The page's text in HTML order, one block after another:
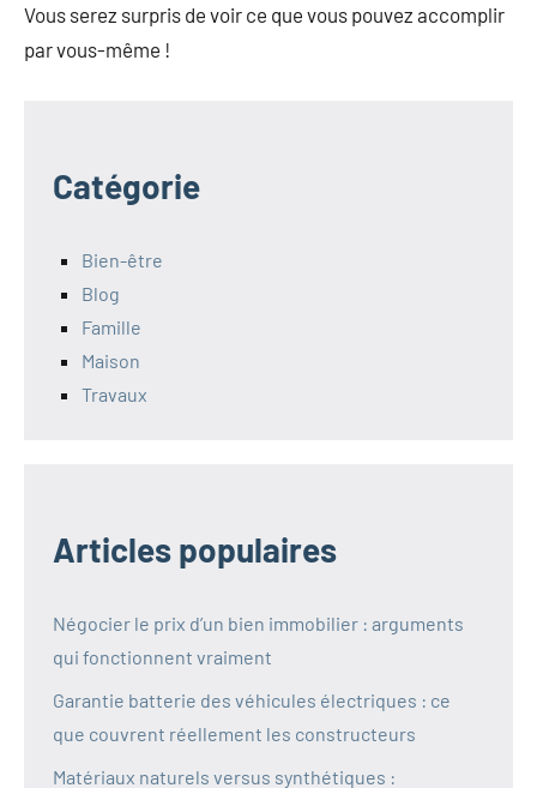
Vous serez surpris de voir ce que vous pouvez accomplir
par vous-même !
Catégorie
Bien-être
Blog
Famille
Maison
Travaux
Articles populaires
Négocier le prix d’un bien immobilier : arguments
qui fonctionnent vraiment
Garantie batterie des véhicules électriques : ce
que couvrent réellement les constructeurs
Matériaux naturels versus synthétiques :